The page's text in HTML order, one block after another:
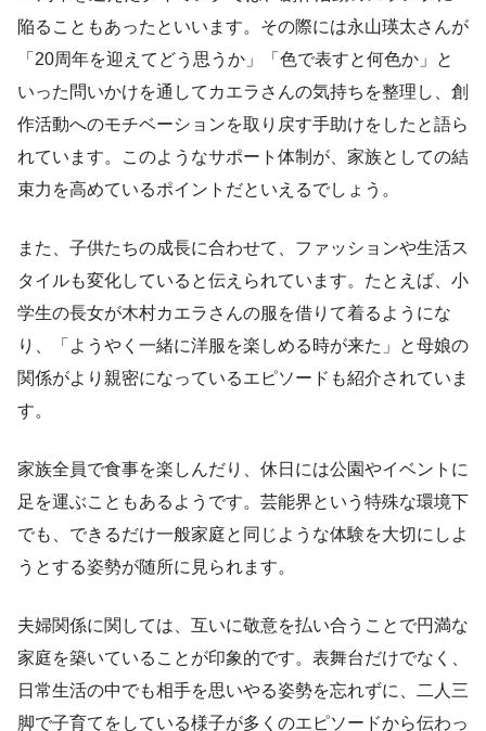
陥ることもあったといいます。その際には永山瑛太さんが
「20周年を迎えてどう思うか」「色で表すと何色か」と
いった問いかけを通してカエラさんの気持ちを整理し、創
作活動へのモチベーションを取り戻す手助けをしたと語ら
れています。このようなサポート体制が、家族としての結
束力を高めているポイントだといえるでしょう。
また、子供たちの成長に合わせて、ファッションや生活ス
タイルも変化していると伝えられています。たとえば、小
学生の長女が木村カエラさんの服を借りて着るようにな
り、「ようやく一緒に洋服を楽しめる時が来た」と母娘の
関係がより親密になっているエピソードも紹介されていま
す。
家族全員で食事を楽しんだり、休日には公園やイベントに
足を運ぶこともあるようです。芸能界という特殊な環境下
でも、できるだけ一般家庭と同じような体験を大切にしよ
うとする姿勢が随所に見られます。
夫婦関係に関しては、互いに敬意を払い合うことで円満な
家庭を築いていることが印象的です。表舞台だけでなく、
日常生活の中でも相手を思いやる姿勢を忘れずに、二人三
脚で子育てをしている様子が多くのエピソードから伝わっ